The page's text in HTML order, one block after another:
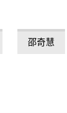
邵奇慧